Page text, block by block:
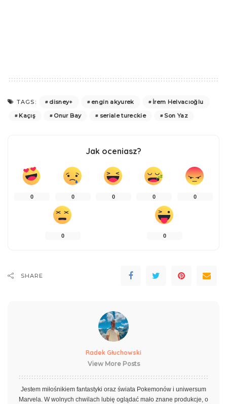
TAGS: disney+ engin akyurek
İrem Helvacıoğlu
Kaçış
Onur Bay seriale tureckie Son Yaz
Jak oceniasz?
0 0 0 0 0
0 0
SHARE
Radek Głuchowski
View More Posts
Jestem miłośnikiem fantastyki oraz świata Pokemonów i uniwersum
Marvela. W wolnych chwilach lubię oglądać mało znane produkcje, o